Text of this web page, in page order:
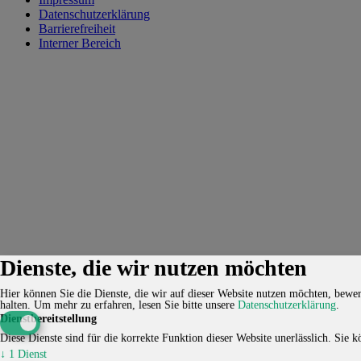
Datenschutzerklärung
Barrierefreiheit
Interner Bereich
Dienste, die wir nutzen möchten
Hier können Sie die Dienste, die wir auf dieser Website nutzen möchten,
halten. Um mehr zu erfahren, lesen Sie bitte unsere Datenschutzerklärung.
Dienstbereitstellung
Diese Dienste sind für die korrekte Funktion dieser Website unerlässlich.
↓ 1 Dienst